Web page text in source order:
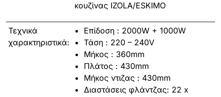
κουζίνας IZOLA/ESKIMO
Τεχνικά
χαρακτηριστικά:
Επίδοση : 2000W + 1000W
Τάση : 220 – 240V
Μήκος : 360mm
Πλάτος : 430mm
Μήκος ντιζας : 430mm
Διαστάσεις φλάντζας: 22 x